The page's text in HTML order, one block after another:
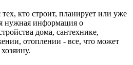
кто строит, планирует или уже
нужная информация о
дома, сантехнике,
отоплении - все, что может